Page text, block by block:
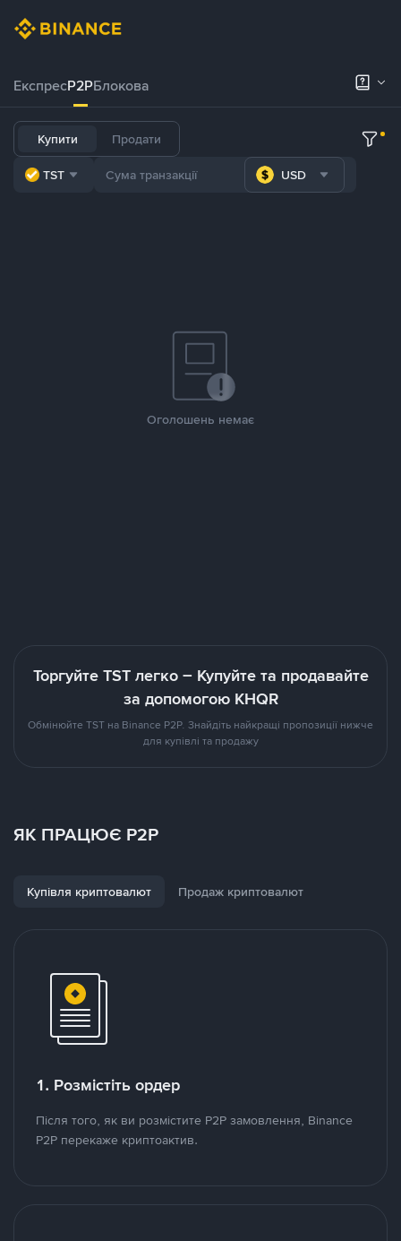
ЕкспресP2PБлокова
Купити Продати
TST USD
Оголошень немає
Торгуйте TST легко – Купуйте та продавайте
за допомогою KHQR
Обмінюйте TST на Binance P2P. Знайдіть найкращі пропозиції нижче
для купівлі та продажу
ЯК ПРАЦЮЄ P2P
Купівля криптовалют Продаж криптовалют
1. Розмістіть ордер
Після того, як ви розмістите P2P замовлення, Binance
P2P перекаже криптоактив.